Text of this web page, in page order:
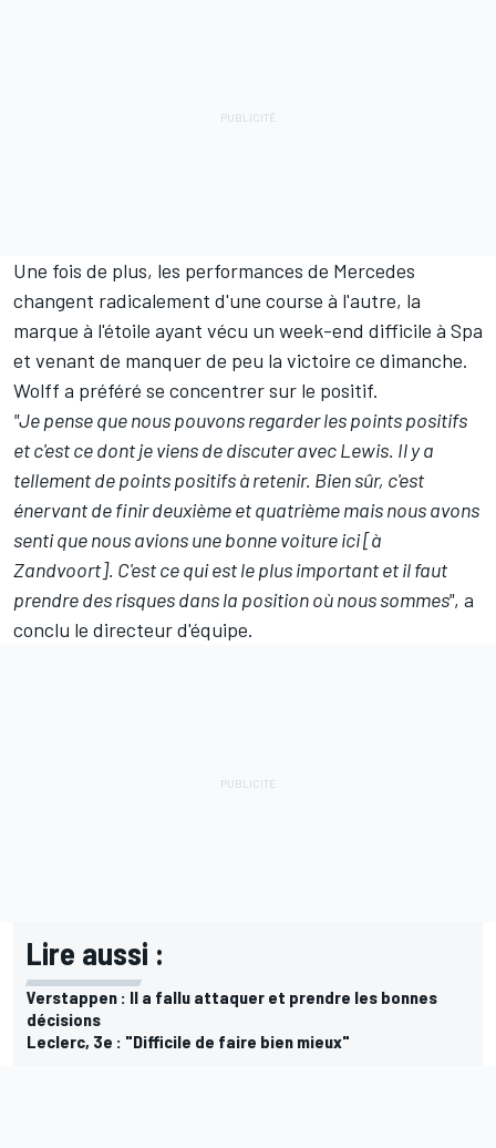
Une fois de plus, les performances de Mercedes
changent radicalement d'une course à l'autre, la
marque à l'étoile ayant vécu un week-end difficile à Spa
et venant de manquer de peu la victoire ce dimanche.
Wolff a préféré se concentrer sur le positif.
"Je pense que nous pouvons regarder les points positifs
et c'est ce dont je viens de discuter avec Lewis. Il y a
tellement de points positifs à retenir. Bien sûr, c'est
énervant de finir deuxième et quatrième mais nous avons
senti que nous avions une bonne voiture ici [à
Zandvoort]. C'est ce qui est le plus important et il faut
prendre des risques dans la position où nous sommes", a
conclu le directeur d'équipe.
Lire aussi :
Verstappen : Il a fallu attaquer et prendre les bonnes
décisions
Leclerc, 3e : "Difficile de faire bien mieux"